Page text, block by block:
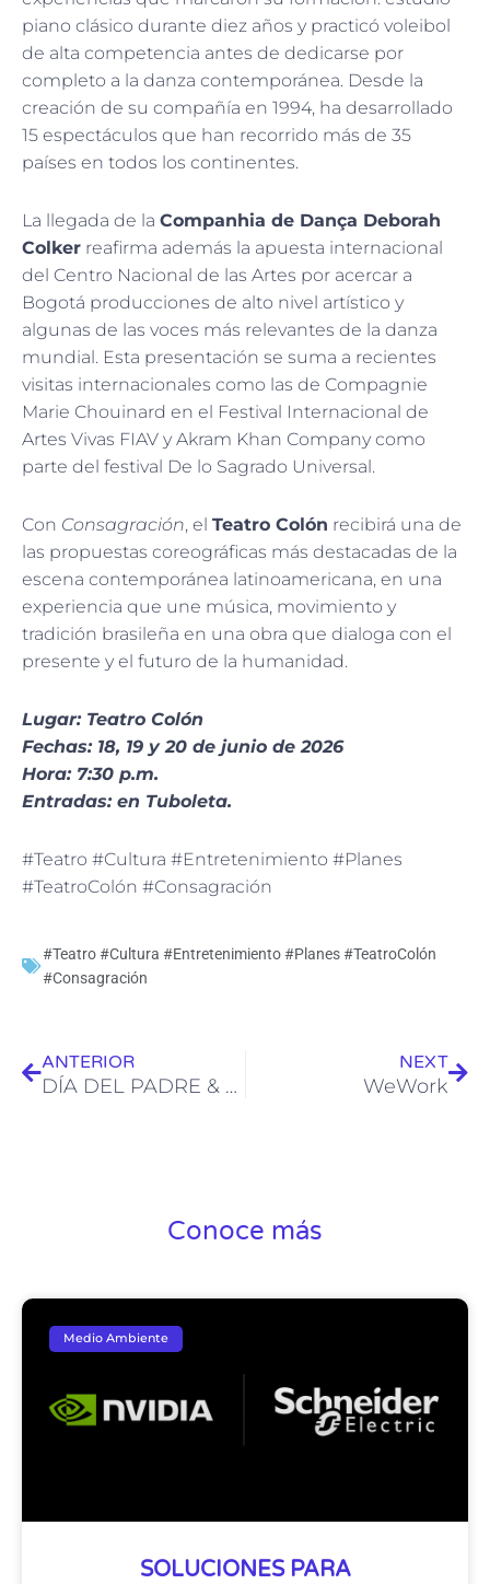
piano clásico durante diez años y practicó voleibol
de alta competencia antes de dedicarse por
completo a la danza contemporánea. Desde la
creación de su compañía en 1994, ha desarrollado
15 espectáculos que han recorrido más de 35
países en todos los continentes.
La llegada de la Companhia de Dança Deborah
Colker reafirma además la apuesta internacional
del Centro Nacional de las Artes por acercar a
Bogotá producciones de alto nivel artístico y
algunas de las voces más relevantes de la danza
mundial. Esta presentación se suma a recientes
visitas internacionales como las de Compagnie
Marie Chouinard en el Festival Internacional de
Artes Vivas FIAV y Akram Khan Company como
parte del festival De lo Sagrado Universal.
Con Consagración, el Teatro Colón recibirá una de
las propuestas coreográficas más destacadas de la
escena contemporánea latinoamericana, en una
experiencia que une música, movimiento y
tradición brasileña en una obra que dialoga con el
presente y el futuro de la humanidad.
Lugar: Teatro Colón
Fechas: 18, 19 y 20 de junio de 2026
Hora: 7:30 p.m.
Entradas: en Tuboleta.
#Teatro #Cultura #Entretenimiento #Planes
#TeatroColón #Consagración
#Teatro #Cultura #Entretenimiento #Planes #TeatroColón
#Consagración
ANTERIOR
DÍA DEL PADRE & MUNDIAL
NEXT
WeWork
Conoce más
Medio Ambiente
SOLUCIONES PARA